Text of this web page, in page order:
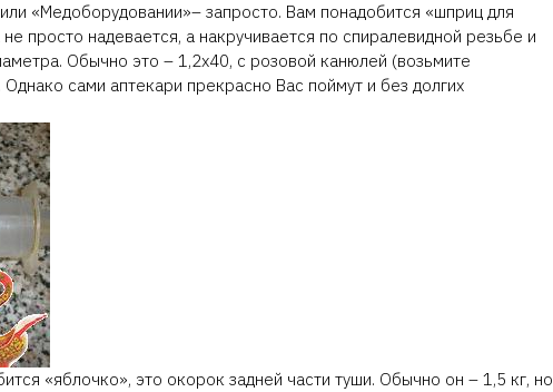
«Медоборудовании»– запросто. Вам понадобится «шприц для
просто надевается, а накручивается по спиралевидной резьбе и
Обычно это – 1,2х40, с розовой канюлей (возьмите
сами аптекари прекрасно Вас поймут и без долгих
«яблочко», это окорок задней части туши. Обычно он – 1,5 кг, но